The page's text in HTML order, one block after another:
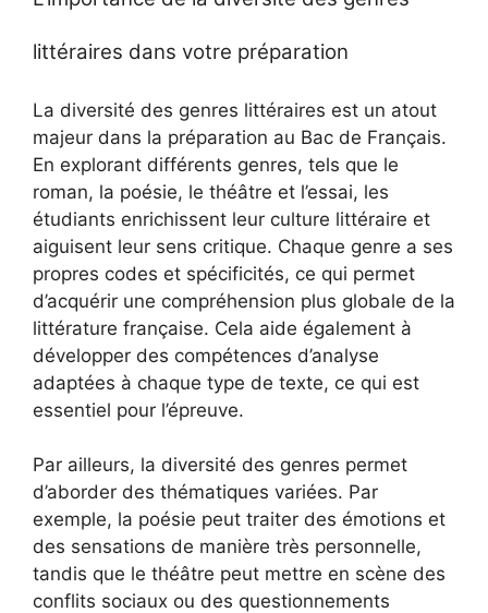
littéraires dans votre préparation
La diversité des genres littéraires est un atout
majeur dans la préparation au Bac de Français.
En explorant différents genres, tels que le
roman, la poésie, le théâtre et l’essai, les
étudiants enrichissent leur culture littéraire et
aiguisent leur sens critique. Chaque genre a ses
propres codes et spécificités, ce qui permet
d’acquérir une compréhension plus globale de la
littérature française. Cela aide également à
développer des compétences d’analyse
adaptées à chaque type de texte, ce qui est
essentiel pour l’épreuve.
Par ailleurs, la diversité des genres permet
d’aborder des thématiques variées. Par
exemple, la poésie peut traiter des émotions et
des sensations de manière très personnelle,
tandis que le théâtre peut mettre en scène des
conflits sociaux ou des questionnements